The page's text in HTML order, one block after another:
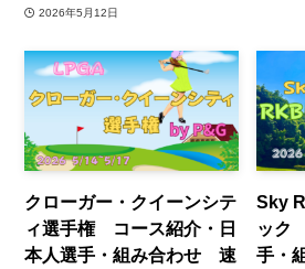
2026年5月12日
クローガー・クイーンシテ
ィ選手権 コース紹介・日
本人選手・組み合わせ 速
Sky
ック
手・